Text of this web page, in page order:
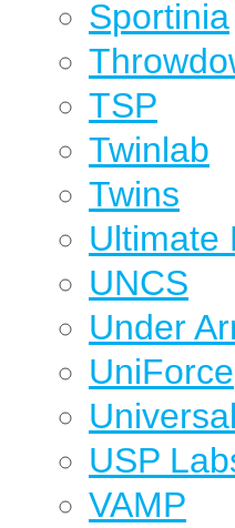
Sportinia
TSP
Twinlab
Twins
Ultimate
UNCS
Under
UniForce
USP
VAMP